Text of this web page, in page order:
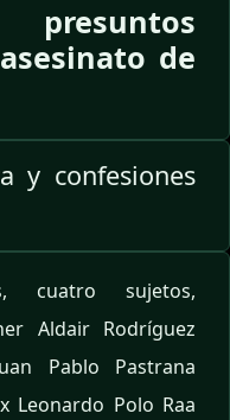
de
y confesiones
cuatro sujetos,
Aldair Rodríguez
Pablo Pastrana
Leonardo Polo Raa